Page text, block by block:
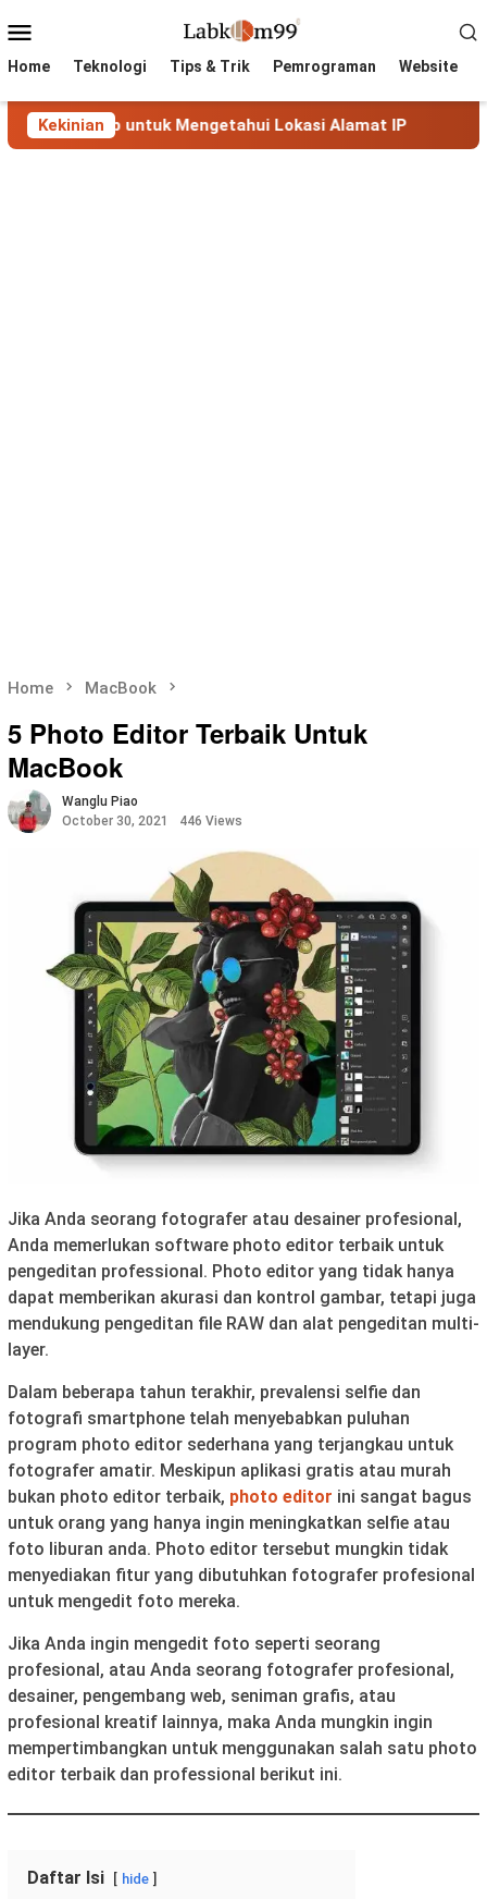
to
Menu
Home Teknologi Tips & Trik Pemrograman Website
Kekinian
untuk Mengetahui Lokasi Alamat IP MaxMind
Home MacBook
5 Photo Editor Terbaik Untuk
MacBook
Wanglu Piao
October 30, 2021
446 Views
Jika Anda seorang fotografer atau desainer profesional,
Anda memerlukan software photo editor terbaik untuk
pengeditan professional. Photo editor yang tidak hanya
dapat memberikan akurasi dan kontrol gambar, tetapi juga
mendukung pengeditan file RAW dan alat pengeditan multi-
layer.
Dalam beberapa tahun terakhir, prevalensi selfie dan
fotografi smartphone telah menyebabkan puluhan
program photo editor sederhana yang terjangkau untuk
fotografer amatir. Meskipun aplikasi gratis atau murah
bukan photo editor terbaik, photo editor ini sangat bagus
untuk orang yang hanya ingin meningkatkan selfie atau
foto liburan anda. Photo editor tersebut mungkin tidak
menyediakan fitur yang dibutuhkan fotografer profesional
untuk mengedit foto mereka.
Jika Anda ingin mengedit foto seperti seorang
profesional, atau Anda seorang fotografer profesional,
desainer, pengembang web, seniman grafis, atau
profesional kreatif lainnya, maka Anda mungkin ingin
mempertimbangkan untuk menggunakan salah satu photo
editor terbaik dan professional berikut ini.
Daftar Isi hide